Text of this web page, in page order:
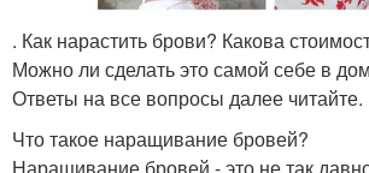
. Как нарастить брови? Какова
Можно ли сделать это самой себе в
Ответы на все вопросы далее читайте.
Что такое наращивание бровей?